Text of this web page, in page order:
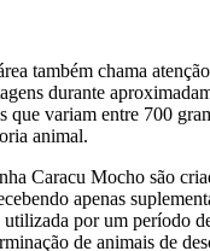
também chama
durante
que variam entre 700
animal.
Caracu Mocho são
apenas
por um período
de animais de